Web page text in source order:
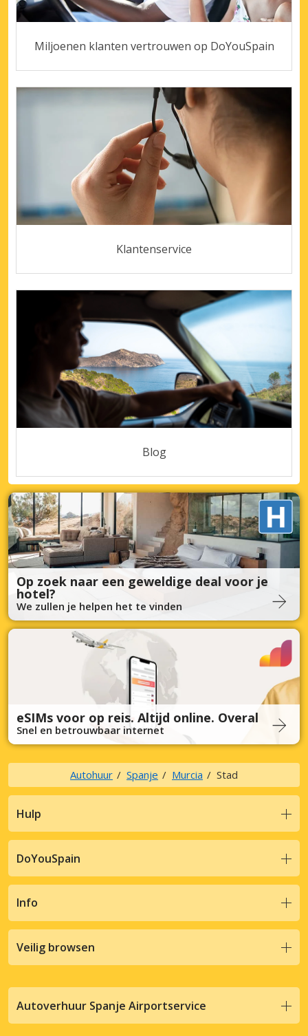
Miljoenen klanten vertrouwen op DoYouSpain
Klantenservice
Blog
Op zoek naar een geweldige deal voor je
hotel?
We zullen je helpen het te vinden
eSIMs voor op reis. Altijd online. Overal
Snel en betrouwbaar internet
Autohuur Spanje Murcia Stad
Hulp
DoYouSpain
Info
Veilig browsen
Autoverhuur Spanje Airportservice